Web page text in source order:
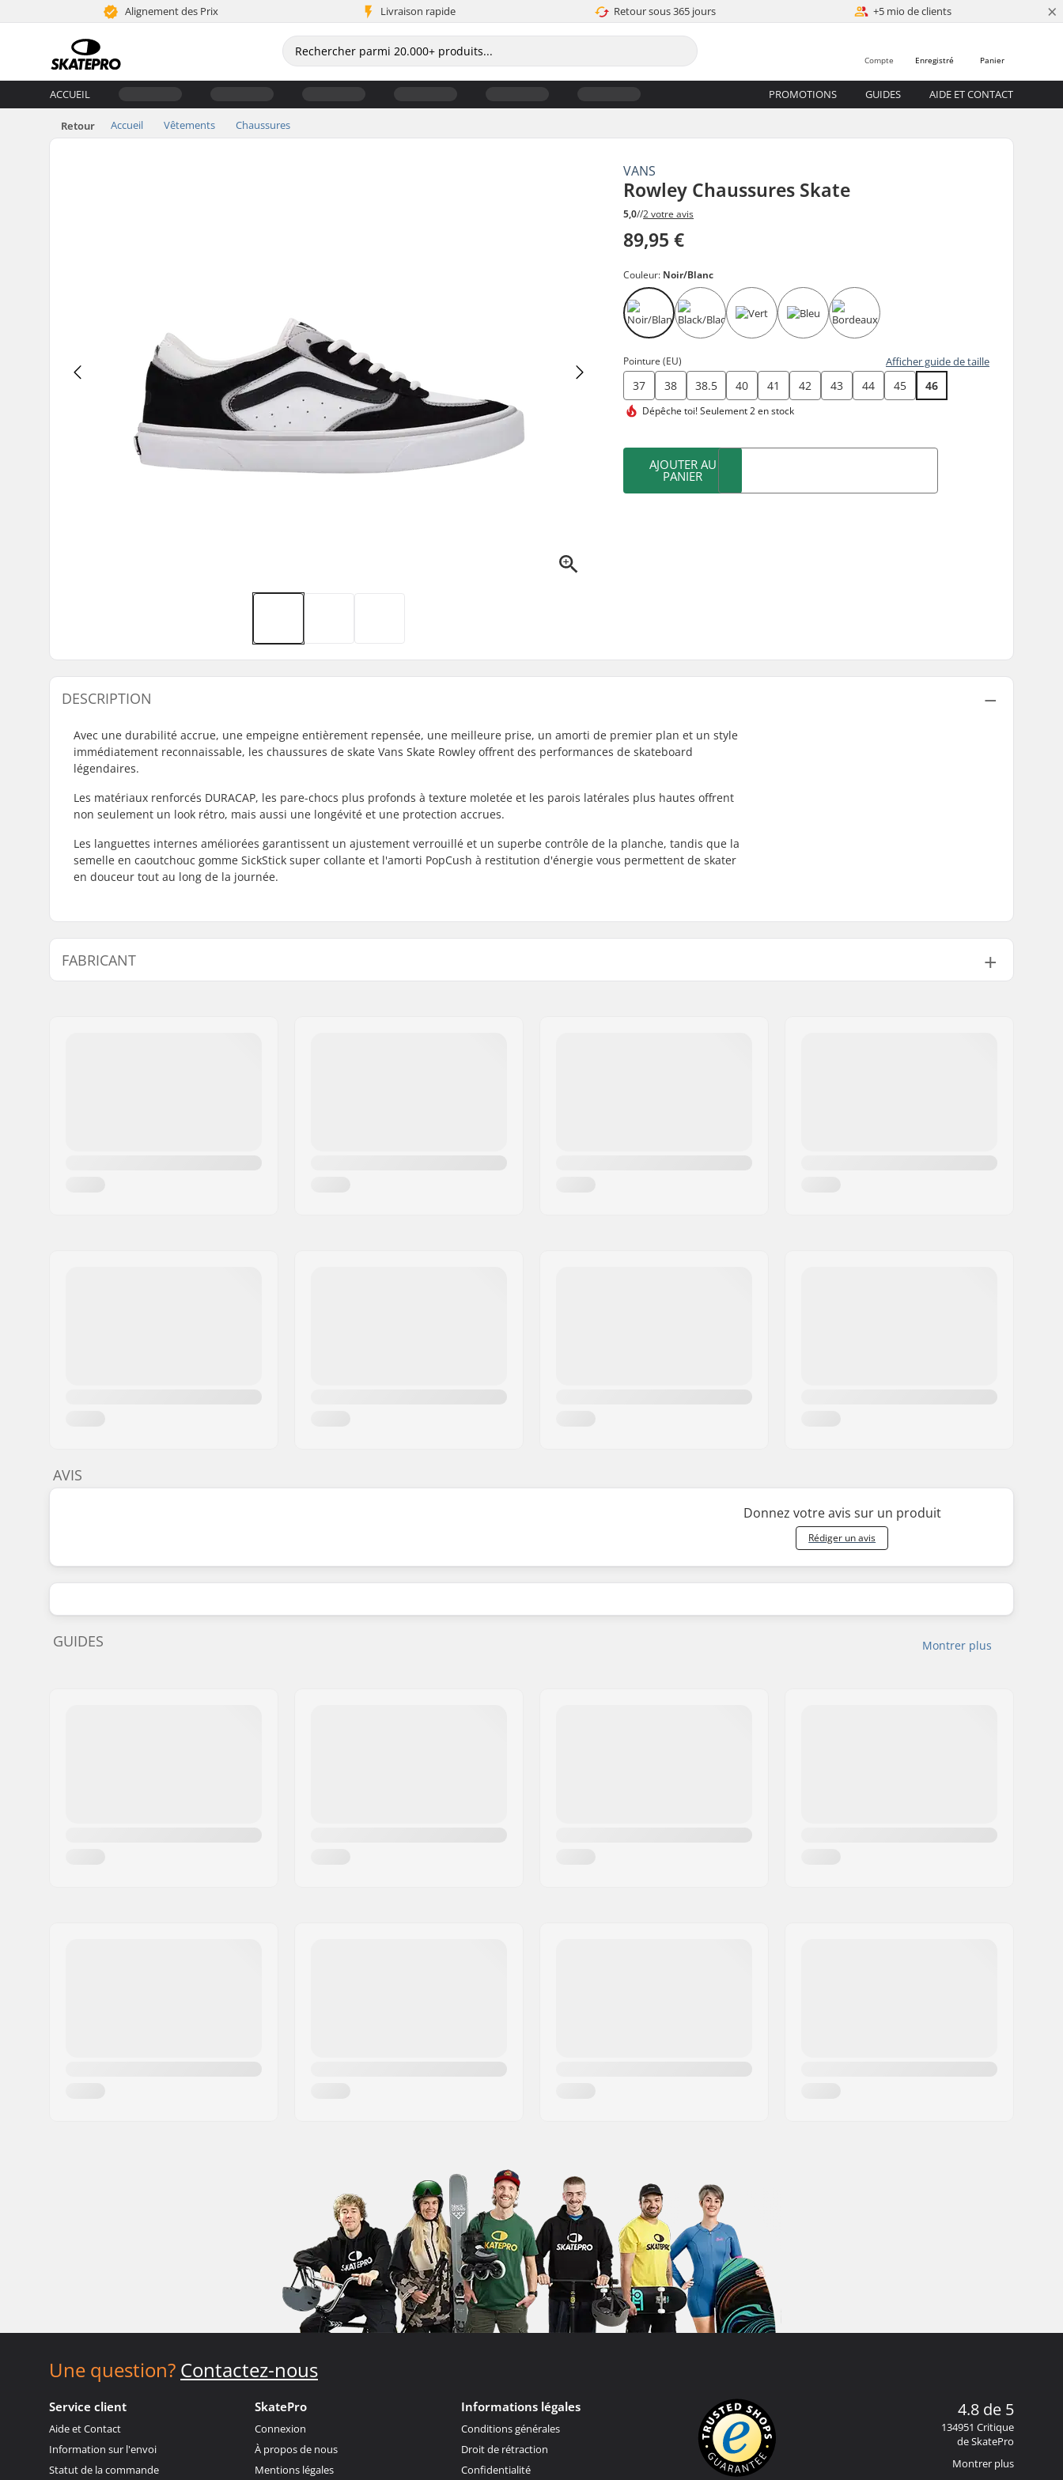
Alignement des Prix Livraison rapide Retour sous 365 jours +5 mio de clients ×
Panier
Enregistré
Compte
ACCUEIL PROMOTIONS GUIDES AIDE ET CONTACT
Retour Accueil Vêtements Chaussures
VANS
Rowley Chaussures Skate
5,0//2 votre avis
89,95 €
Couleur: Noir/Blanc
Pointure (EU) Afficher guide de taille
37 38 38.5 40 41 42 43 44 45 46
Dépêche toi!Seulement 2 en stock
AJOUTER AU
PANIER
DESCRIPTION
Avec une durabilité accrue, une empeigne entièrement repensée, une meilleure prise, un amorti de premier plan et un style
immédiatement reconnaissable, les chaussures de skate Vans Skate Rowley offrent des performances de skateboard
légendaires.
Les matériaux renforcés DURACAP, les pare-chocs plus profonds à texture moletée et les parois latérales plus hautes offrent
non seulement un look rétro, mais aussi une longévité et une protection accrues.
Les languettes internes améliorées garantissent un ajustement verrouillé et un superbe contrôle de la planche, tandis que la
semelle en caoutchouc gomme SickStick super collante et l'amorti PopCush à restitution d'énergie vous permettent de skater
en douceur tout au long de la journée.
FABRICANT
AVIS
Donnez votre avis sur un produit
Rédiger un avis
Montrer plus
GUIDES
Une question? Contactez-nous
Service client
Aide et Contact
Information sur l'envoi
Statut de la commande
SkatePro
Connexion
À propos de nous
Mentions légales
Informations légales
Conditions générales
Droit de rétraction
Confidentialité
4.8 de 5
134951 Critique
de SkatePro
Montrer plus